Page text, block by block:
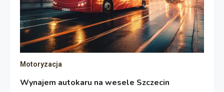
Motoryzacja
Wynajem autokaru na wesele Szczecin